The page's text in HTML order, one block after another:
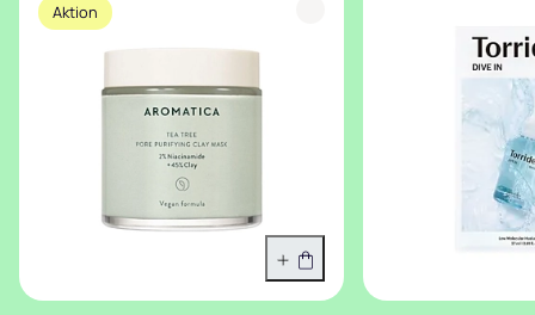
Aktion
In den Warenkorb